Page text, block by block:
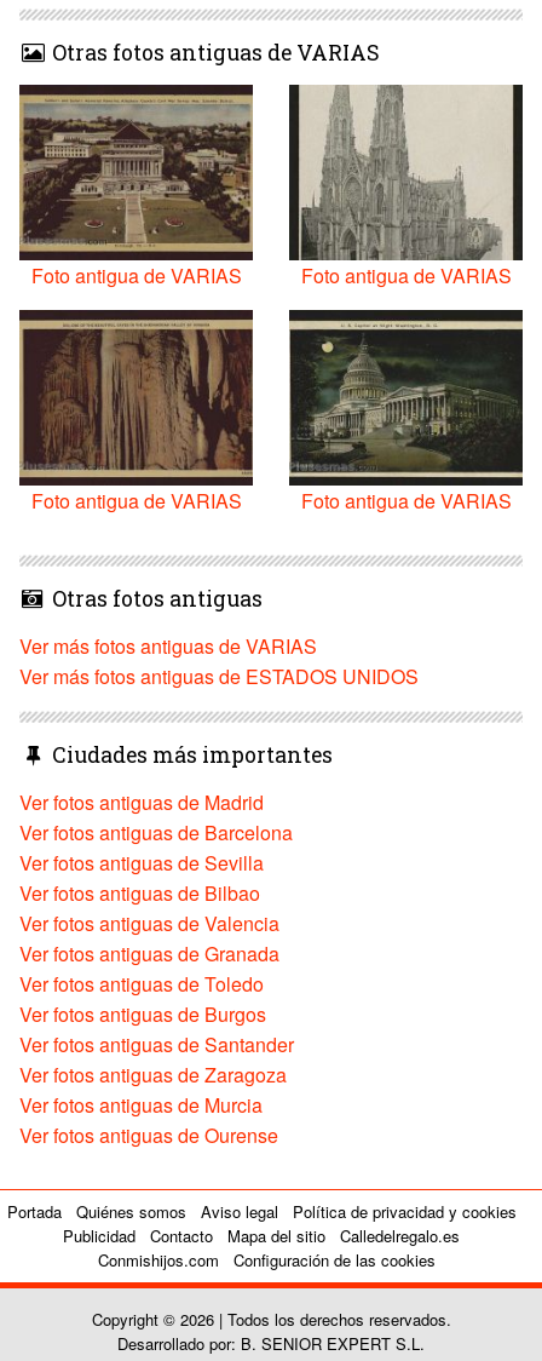
Otras fotos antiguas de VARIAS
Foto antigua de VARIAS Foto antigua de VARIAS
Foto antigua de VARIAS Foto antigua de VARIAS
Otras fotos antiguas
Ver más fotos antiguas de VARIAS
Ver más fotos antiguas de ESTADOS UNIDOS
Ciudades más importantes
Ver fotos antiguas de Madrid
Ver fotos antiguas de Barcelona
Ver fotos antiguas de Sevilla
Ver fotos antiguas de Bilbao
Ver fotos antiguas de Valencia
Ver fotos antiguas de Granada
Ver fotos antiguas de Toledo
Ver fotos antiguas de Burgos
Ver fotos antiguas de Santander
Ver fotos antiguas de Zaragoza
Ver fotos antiguas de Murcia
Ver fotos antiguas de Ourense
Portada Quiénes somos Aviso legal
Política de privacidad y cookies
Publicidad
Contacto Mapa del sitio
Calledelregalo.es
Conmishijos.com
Configuración de las cookies
Copyright © 2026 | Todos los derechos reservados.
Desarrollado por: B. SENIOR EXPERT S.L.